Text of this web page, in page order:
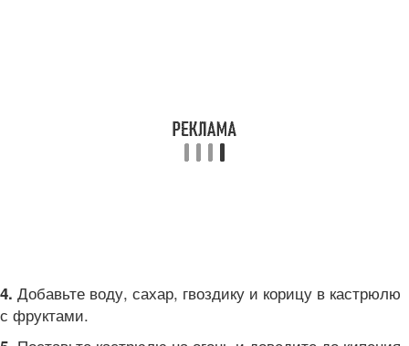
4. Добавьте воду, сахар, гвоздику и корицу в кастрюлю
с фруктами.